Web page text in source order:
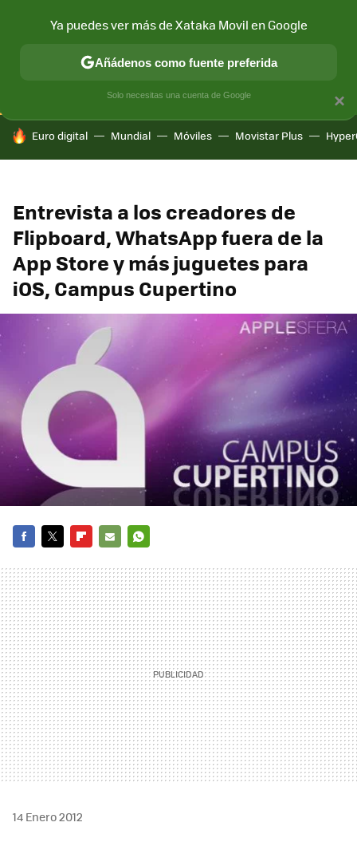
CONECTIVIDAD MÓVIL Y SOCIEDAD APLICACIONES
HOY SE HABLA DE
Euro digital Mundial Móviles Movistar Plus
Entrevista a los creadores de
Flipboard, WhatsApp fuera de la
App Store y más juguetes para
iOS, Campus Cupertino
MAIL
14 Enero 2012
×
Ya puedes ver más de Xataka Movil en Google
Añádenos como fuente preferida
Solo necesitas una cuenta de Google